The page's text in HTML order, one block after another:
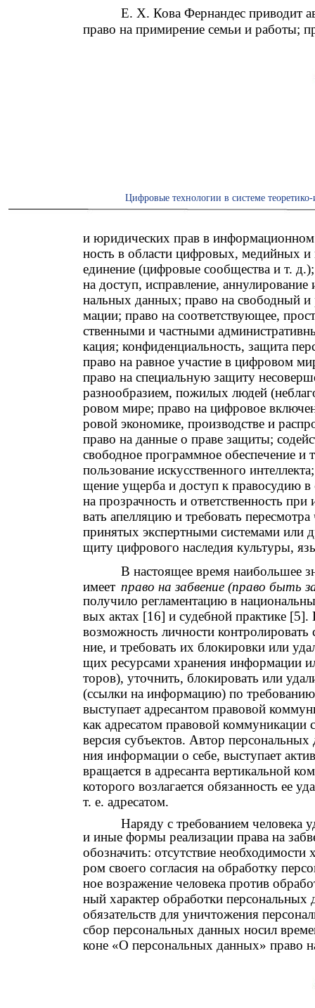
Е. Х. Кова Фернандес приводит
право на примирение семьи и работы;
Цифровые технологии в системе
и юридических прав в
ность в области цифровых, медийных
единение (цифровые сообщества и т.
на доступ, исправление,
нальных данных; право на свободный
мации; право на соответствующее,
ственными и частными
кация; конфиденциальность, защита
право на равное участие в цифровом
право на специальную защиту
разнообразием, пожилых людей
ровом мире; право на цифровое
ровой экономике, производстве и
право на данные о праве защиты;
свободное программное обеспечение и
пользование искусственного
щение ущерба и доступ к правосудию
на прозрачность и ответственность
вать апелляцию и требовать
принятых экспертными системами или
щиту цифрового наследия культуры,
В настоящее время наибольшее
имеет право на забвение (право быть
получило регламентацию в
вых актах [16] и судебной практике [5].
возможность личности
ние, и требовать их блокировки или
щих ресурсами хранения информации
торов), уточнить, блокировать или
(ссылки на информацию) по
выступает адресантом правовой
как адресатом правовой коммуникации
версия субъектов. Автор
ния информации о себе, выступает
вращается в адресанта вертикальной
которого возлагается обязанность ее
т. е. адресатом.
Наряду с требованием человека
и иные формы реализации права на
обозначить: отсутствие
ром своего согласия на обработку
ное возражение человека против
ный характер обработки
обязательств для уничтожения
сбор персональных данных носил
коне «О персональных данных» право